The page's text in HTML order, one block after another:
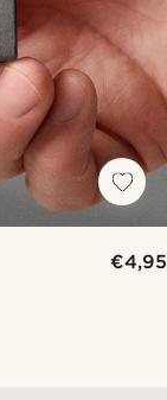
€4,95